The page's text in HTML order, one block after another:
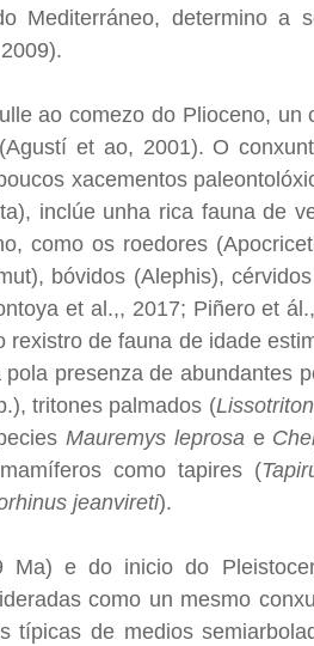
Mediterráneo, determino a
ao comezo do Plioceno, un
et ao, 2001). O
xacementos
inclúe unha rica fauna de
como os roedores
bóvidos (Alephis),
et al.,, 2017; Piñero et
de fauna de idade
presenza de abundantes
tritones palmados (
Mauremys leprosae
como tapires (
jeanvireti).
e do inicio do
como un mesmo
típicas de medios